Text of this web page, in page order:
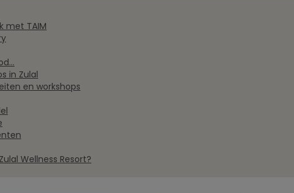
met TAIM
in Zulal
en workshops
Wellness Resort?